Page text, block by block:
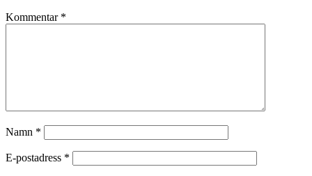
Kommentar *
Namn *
E-postadress *